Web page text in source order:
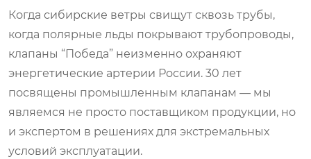
Когда сибирские ветры свищут сквозь трубы,
когда полярные льды покрывают трубопроводы,
клапаны “Победа” неизменно охраняют
энергетические артерии России. 30 лет
посвящены промышленным клапанам — мы
являемся не просто поставщиком продукции, но
и экспертом в решениях для экстремальных
условий эксплуатации.